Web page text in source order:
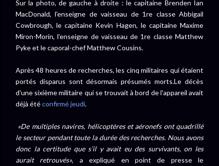
Sur la photo, de gauche à droite : le capitaine Brenden Ian
MacDonald, l'enseigne de vaisseau de 1re classe Abbigail
Cowbrough, le capitaine Kevin Hagen, le capitaine Maxime
Miron-Morin, l’enseigne de vaisseau de 1re classe Matthew
Pyke et le caporal-chef Matthew Cousins.
Après 48 heures de recherches, les cinq militaires qui étaient
portés disparus sont désormais présumés morts.Le décès
d'une sixième militaire qui se trouvait à bord de l'appareil avait
déjà étéconfirmé jeudi.
De multiples navires, hélicoptères et aéronefs ont quadrillé
le secteur pendant toute la durée des recherches. Nous avons
donc la certitude que s’il y avait eu des survivants, on les
aurait retrouvés , a expliqué en point de presse le